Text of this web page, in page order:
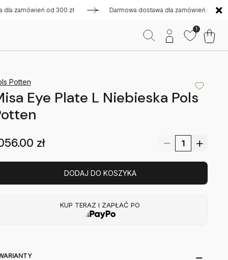
od 300 zł Darmowa dostawa dla zamówień od 300 zł
1
Potten
Eye Plate L Niebieska Pols
zł
DODAJ DO KOSZYKA
KUP TERAZ I ZAPŁAĆ PO